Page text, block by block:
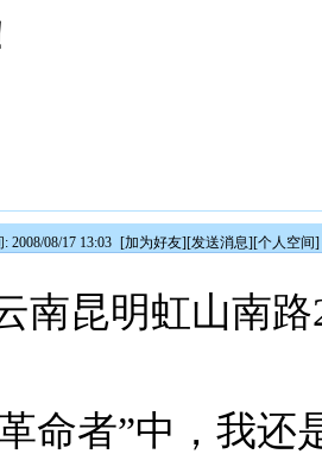
2008/08/17 13:03 [加为好友][发送消息][个人空间]
南昆明虹山南
命者”中，我还